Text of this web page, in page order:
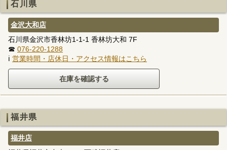
石川県
金沢大和店
石川県金沢市香林坊1-1-1 香林坊大和 7F
☎ 076-220-1288
ℹ 営業時間・店休日・アクセス情報はこちら
福井県
福井店